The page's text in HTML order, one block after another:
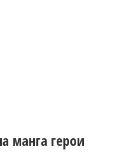
манга герои